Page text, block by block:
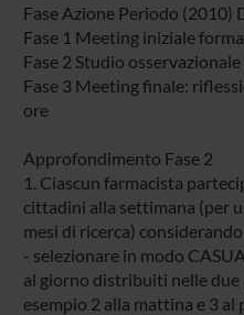
Fase Azione Periodo (2010)
Fase 1 Meeting iniziale
Fase 2 Studio
Fase 3 Meeting finale:
ore
Approfondimento Fase 2
1. Ciascun farmacista
cittadini alla settimana (per
mesi di ricerca)
- selezionare in modo
al giorno distribuiti nelle
esempio 2 alla mattina e 3